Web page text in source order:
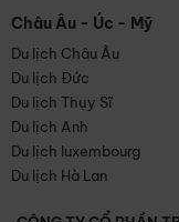
Châu Âu - Úc - Mỹ
Du lịch Châu Âu
Du lịch Đức
Du lịch Thụy Sĩ
Du lịch Anh
Du lịch luxembourg
Du lịch Hà Lan